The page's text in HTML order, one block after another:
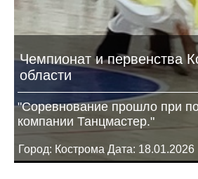
Чемпионат и первенства
области
"Соревнование прошло при
компании Танцмастер."
Город: Кострома Дата: 18.01.2026